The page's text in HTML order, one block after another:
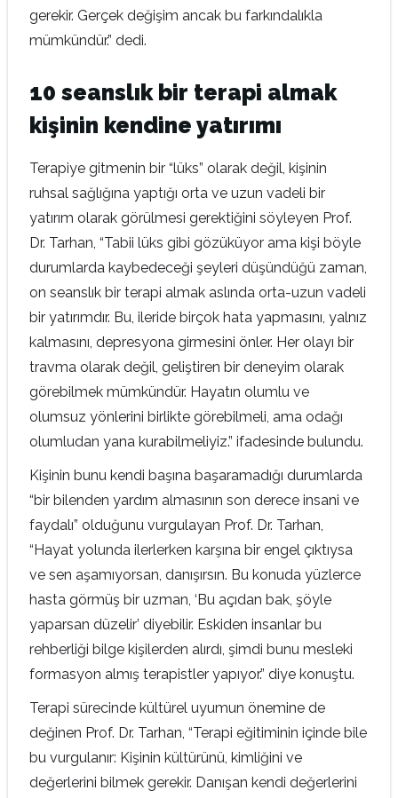
gerekir. Gerçek değişim ancak bu farkındalıkla
mümkündür.” dedi.
10 seanslık bir terapi almak
kişinin kendine yatırımı
Terapiye gitmenin bir “lüks” olarak değil, kişinin
ruhsal sağlığına yaptığı orta ve uzun vadeli bir
yatırım olarak görülmesi gerektiğini söyleyen Prof.
Dr. Tarhan, “Tabii lüks gibi gözüküyor ama kişi böyle
durumlarda kaybedeceği şeyleri düşündüğü zaman,
on seanslık bir terapi almak aslında orta-uzun vadeli
bir yatırımdır. Bu, ileride birçok hata yapmasını, yalnız
kalmasını, depresyona girmesini önler. Her olayı bir
travma olarak değil, geliştiren bir deneyim olarak
görebilmek mümkündür. Hayatın olumlu ve
olumsuz yönlerini birlikte görebilmeli, ama odağı
olumludan yana kurabilmeliyiz.” ifadesinde bulundu.
Kişinin bunu kendi başına başaramadığı durumlarda
“bir bilenden yardım almasının son derece insani ve
faydalı” olduğunu vurgulayan Prof. Dr. Tarhan,
“Hayat yolunda ilerlerken karşına bir engel çıktıysa
ve sen aşamıyorsan, danışırsın. Bu konuda yüzlerce
hasta görmüş bir uzman, ‘Bu açıdan bak, şöyle
yaparsan düzelir’ diyebilir. Eskiden insanlar bu
rehberliği bilge kişilerden alırdı, şimdi bunu mesleki
formasyon almış terapistler yapıyor.” diye konuştu.
Terapi sürecinde kültürel uyumun önemine de
değinen Prof. Dr. Tarhan, “Terapi eğitiminin içinde bile
bu vurgulanır: Kişinin kültürünü, kimliğini ve
değerlerini bilmek gerekir. Danışan kendi değerlerini